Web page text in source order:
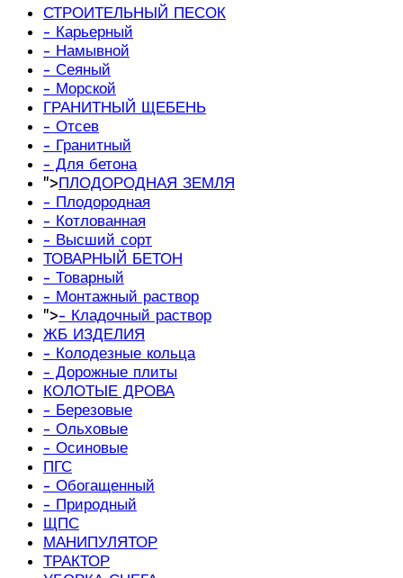
СТРОИТЕЛЬНЫЙ ПЕСОК
- Карьерный
- Намывной
- Сеяный
- Морской
ГРАНИТНЫЙ ЩЕБЕНЬ
- Отсев
- Гранитный
- Для бетона
">ПЛОДОРОДНАЯ ЗЕМЛЯ
- Плодородная
- Котлованная
- Высший сорт
ТОВАРНЫЙ БЕТОН
- Товарный
- Монтажный раствор
">- Кладочный раствор
ЖБ ИЗДЕЛИЯ
- Колодезные кольца
- Дорожные плиты
КОЛОТЫЕ ДРОВА
- Березовые
- Ольховые
- Осиновые
ПГС
- Обогащенный
- Природный
ЩПС
МАНИПУЛЯТОР
ТРАКТОР